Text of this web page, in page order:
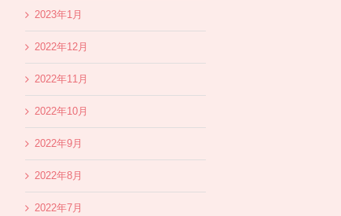
2023年1月
2022年12月
2022年11月
2022年10月
2022年9月
2022年8月
2022年7月